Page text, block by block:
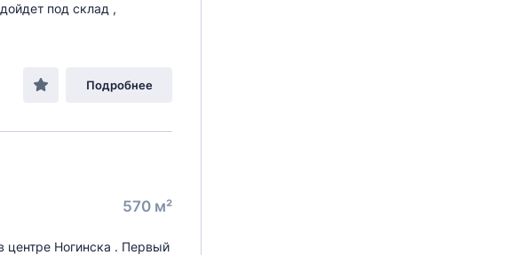
под склад ,
Подробнее
570 м²
Ногинска . Первый